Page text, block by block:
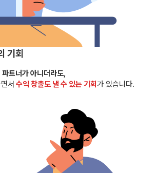
기회
트너가 아니더라도,
서 수익 창출도 낼 수 있는 기회 가 있습니다.